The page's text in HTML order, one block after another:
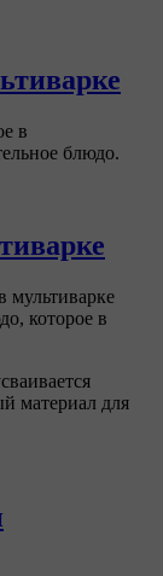
в
блюдо.
мультиварке
которое в
материал для